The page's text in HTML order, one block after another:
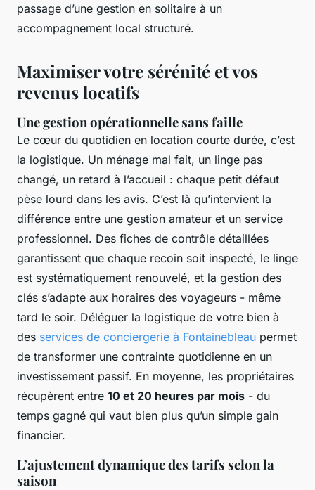
passage d’une gestion en solitaire à un
accompagnement local structuré.
Maximiser votre sérénité et vos
revenus locatifs
Une gestion opérationnelle sans faille
Le cœur du quotidien en location courte durée, c’est
la logistique. Un ménage mal fait, un linge pas
changé, un retard à l’accueil : chaque petit défaut
pèse lourd dans les avis. C’est là qu’intervient la
différence entre une gestion amateur et un service
professionnel. Des fiches de contrôle détaillées
garantissent que chaque recoin soit inspecté, le linge
est systématiquement renouvelé, et la gestion des
clés s’adapte aux horaires des voyageurs - même
tard le soir. Déléguer la logistique de votre bien à
des services de conciergerie à Fontainebleau permet
de transformer une contrainte quotidienne en un
investissement passif. En moyenne, les propriétaires
récupèrent entre 10 et 20 heures par mois - du
temps gagné qui vaut bien plus qu’un simple gain
financier.
L’ajustement dynamique des tarifs selon la
saison